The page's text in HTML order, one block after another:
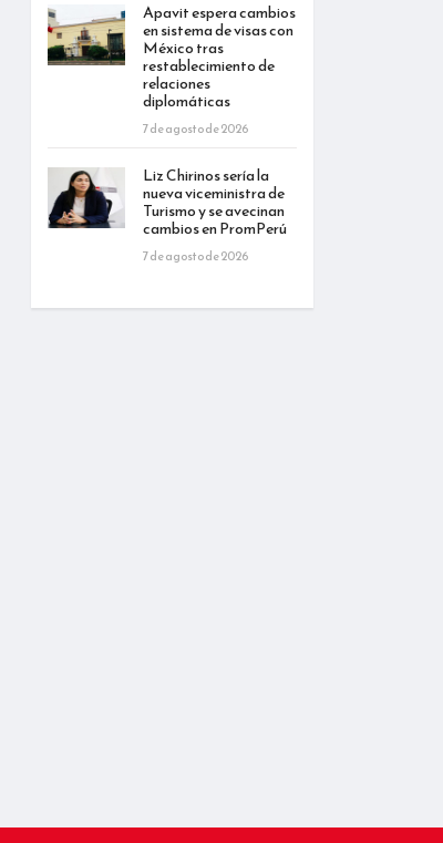
Apavit espera cambios
en sistema de visas con
México tras
restablecimiento de
relaciones
diplomáticas
7 de agosto de 2026
Liz Chirinos sería la
nueva viceministra de
Turismo y se avecinan
cambios en PromPerú
7 de agosto de 2026